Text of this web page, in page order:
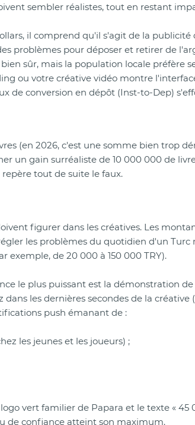
sembler réalistes, tout en restant
il comprend qu'il s'agit de la publicité
problèmes pour déposer et retirer de
sûr, mais la population locale préfère
ou votre créative vidéo montre
de conversion en dépôt (Inst-to-Dep)
(en 2026, c'est une somme bien trop
un gain surréaliste de 10 000 000 de
tout de suite le faux.
figurer dans les créatives. Les
les problèmes du quotidien d'un
exemple, de 20 000 à 150 000 TRY).
le plus puissant est la démonstration
les dernières secondes de la
push émanant de :
les jeunes et les joueurs) ;
vert familier de Papara et le texte « 45
de confiance atteint son maximum.